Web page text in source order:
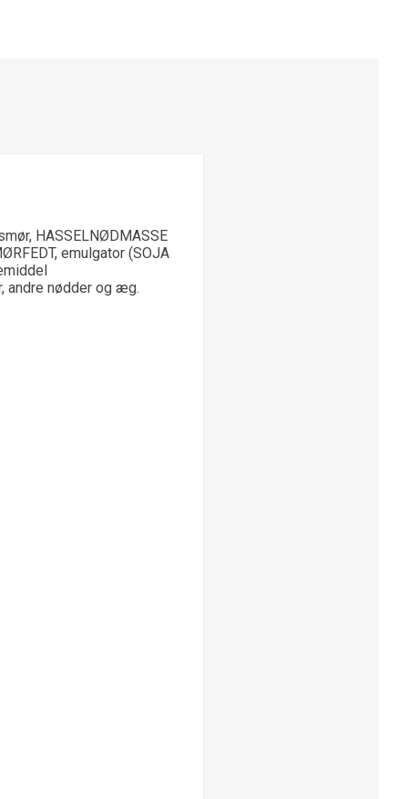
HASSELNØDMASSE
emulgator (SOJA
andre nødder og æg.